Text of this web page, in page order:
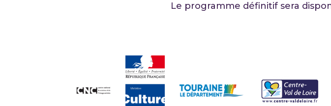
Le programme définitif sera